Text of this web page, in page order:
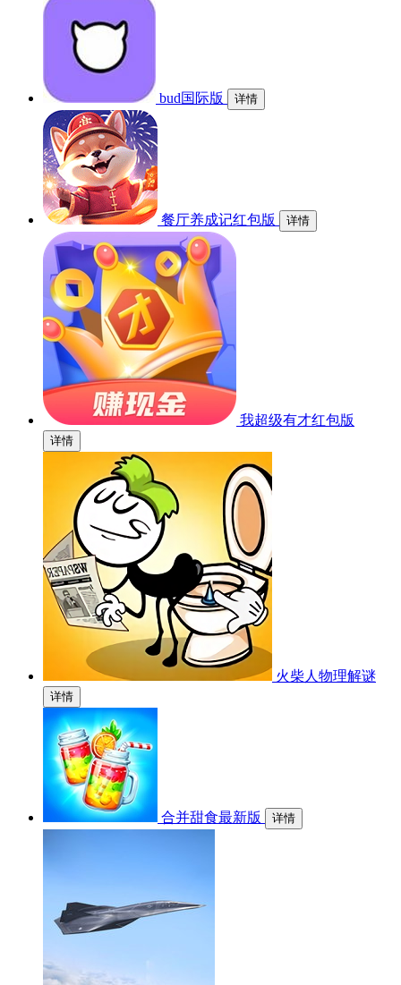
bud国际版 详情
餐厅养成记红包版 详情
我超级有才红包版
详情
火柴人物理解谜
详情
合并甜食最新版 详情